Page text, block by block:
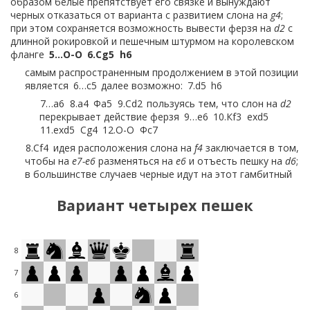
черных отказаться от варианта с развитием слона на g4;
при этом сохраняется возможность вывести ферзя на d2 с
длинной рокировкой и пешечным штурмом на королевском
фланге 5…O-O 6.Сg5 h6
самым распространенным продолжением в этой позиции
является 6…c5 далее возможно: 7.d5 h6
7…a6 8.a4 Фa5 9.Сd2 пользуясь тем, что слон наd2
перекрывает действие ферзя 9…e6 10.Кf3 exd5
11.exd5 Сg4 12.O-O Фc7
8.Сf4 идея расположения слона на f4заключается в том,
чтобы на e7-e6 разменяться на e6 и отъесть пешку на d6;
в большинстве случаев черные идут на этот гамбитный
d5
другие возможности:
8…Кbd7 9.h4 h5 10.Кh3 f3 Сxh3
13.
cxd5 Фd7 15.
Лh1 ±
8…Кe8 9.Фd2 Крh7 10.f3 f5 11.exf5
h4 cxd5 10.cxd5 Кbd7 11.h5 этим ходом белые создают
Вариант четырех пешек
8
7
6